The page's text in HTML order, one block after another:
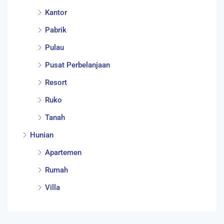
Kantor
Pabrik
Pulau
Pusat Perbelanjaan
Resort
Ruko
Tanah
Hunian
Apartemen
Rumah
Villa